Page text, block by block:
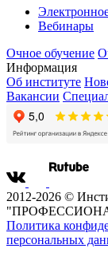
Вебинары
Очное обучение
Информация
Об институте
Вакансии
2012-2026 ©
Политика
персональных